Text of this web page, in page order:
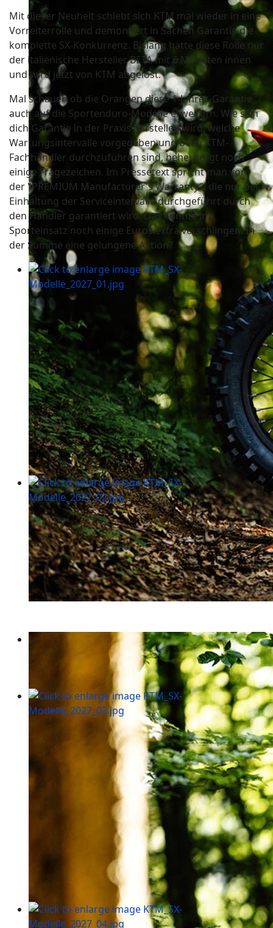
Mit dieser Neuheit schiebt sich KTM mal wieder in eine
Vorreiterrolle und demontiert in Sachen Garantie die
komplette SX-Konkurrenz. Bislang hatte diese Rolle nur
der italienische Hersteller BETA mit 6 Monaten innen
und wird jetzt von KTM abgelöst.
Mal schauen ob die Orangen diese 1-Jahres-Garantie
auch auf die Sportenduro-Modelle erweitern. Wie sich
dich Garantie in der Praxis darstellen wird, welche
Wartungsintervalle vorgegeben und beim KTM-
Fachhändler durchzuführen sind, beherbergt noch
einige Fragezeichen. Im Pressetext spricht man von
der "PREMIUM Manufacturer's Warranty", die nur bei
Einhaltung der Serviceintervalle durchgeführt durch
den Händler garantiert wird. Das könnte im
Sporteinsatz noch einige Euros extra verschlingen. In
der Summe eine gelungene Aktion?